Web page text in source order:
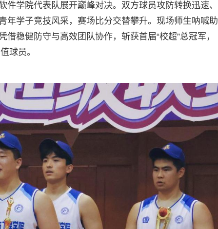
学院代表队展开巅峰对决。双方球员攻防转换迅速、
年学子竞技风采，赛场比分交替攀升。现场师生呐喊助
稳健防守与高效团队协作，斩获首届“校超”总冠军，
球员。